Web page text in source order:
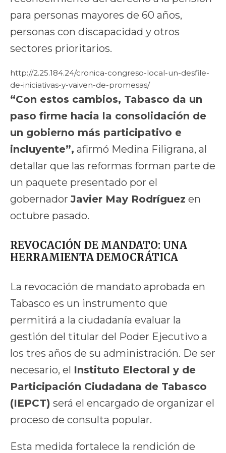
para personas mayores de 60 años,
personas con discapacidad y otros
sectores prioritarios.
http://2.25.184.24/cronica-congreso-local-un-desfile-
de-iniciativas-y-vaiven-de-promesas/
“Con estos cambios, Tabasco da un
paso firme hacia la consolidación de
un gobierno más participativo e
incluyente”, afirmó Medina Filigrana, al
detallar que las reformas forman parte de
un paquete presentado por el
gobernador Javier May Rodríguez en
octubre pasado.
REVOCACIÓN DE MANDATO: UNA
HERRAMIENTA DEMOCRÁTICA
La revocación de mandato aprobada en
Tabasco es un instrumento que
permitirá a la ciudadanía evaluar la
gestión del titular del Poder Ejecutivo a
los tres años de su administración. De ser
necesario, el Instituto Electoral y de
Participación Ciudadana de Tabasco
(IEPCT) será el encargado de organizar el
proceso de consulta popular.
Esta medida fortalece la rendición de